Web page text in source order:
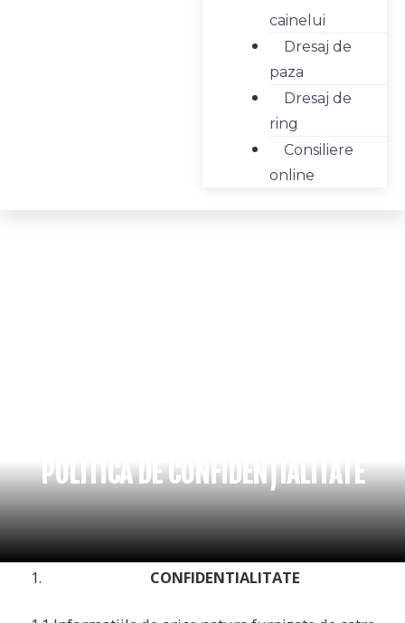
cainelui
Dresaj de
paza
Dresaj de
ring
Consiliere
online
POLITICĂ DE CONFIDENȚIALITATE
CONFIDENTIALITATE